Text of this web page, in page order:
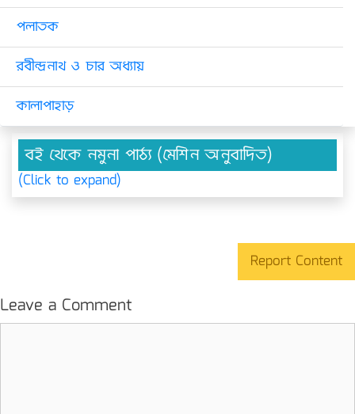
পলাতক
রবীন্দ্রনাথ ও চার অধ্যায়
কালাপাহাড়
বই থেকে নমুনা পাঠ্য (মেশিন অনুবাদিত)
(Click to expand)
Report Content
Leave a Comment